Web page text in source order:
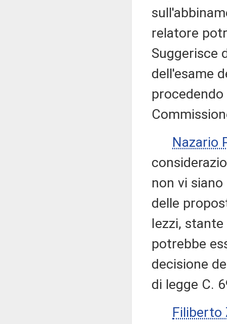
relatore
Suggerisce
dell'esame
procedendo
Nazario
non vi
delle
Iezzi,
potrebbe
decisione
di legge C.
Filiberto